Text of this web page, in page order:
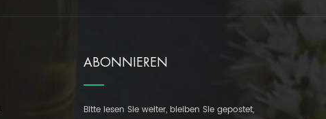
ABONNIEREN
Bitte lesen Sie weiter, bleiben Sie gepostet,